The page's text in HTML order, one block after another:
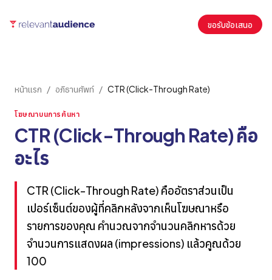
ขอรับข้อเสนอ
หน้าแรก / อภิธานศัพท์ / CTR (Click-Through Rate)
โฆษณาบนการค้นหา
CTR (Click-Through Rate) คือ
อะไร
CTR (Click-Through Rate) คืออัตราส่วนเป็น
เปอร์เซ็นต์ของผู้ที่คลิกหลังจากเห็นโฆษณาหรือ
รายการของคุณ คำนวณจากจำนวนคลิกหารด้วย
จำนวนการแสดงผล (impressions) แล้วคูณด้วย
100